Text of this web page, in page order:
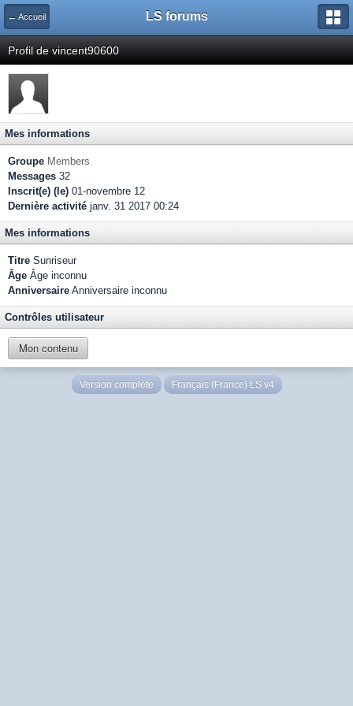
← Accueil LS forums
Profil de vincent90600
Mes informations
Groupe Members
Messages 32
Inscrit(e) (le) 01-novembre 12
Dernière activité janv. 31 2017 00:24
Mes informations
Titre Sunriseur
Âge Âge inconnu
Anniversaire Anniversaire inconnu
Contrôles utilisateur
Mon contenu
Version complète Français (France) LS v4